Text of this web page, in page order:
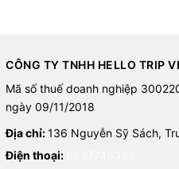
CÔNG TY TNHH HELLO TRIP
Mã số thuế doanh nghiệp
ngày 09/11/2018
Địa chỉ:136 Nguyễn Sỹ Sách,
Điện thoại: